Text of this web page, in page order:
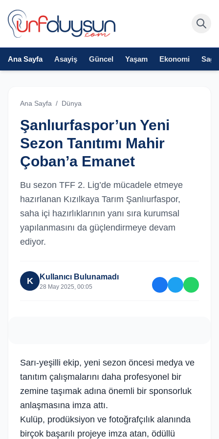
Ana Sayfa Asayiş Güncel Yaşam Ekonomi
Ana Sayfa / Dünya
Şanlıurfaspor’un Yeni
Sezon Tanıtımı Mahir
Çoban’a Emanet
Bu sezon TFF 2. Lig’de mücadele etmeye
hazırlanan Kızılkaya Tarım Şanlıurfaspor,
saha içi hazırlıklarının yanı sıra kurumsal
yapılanmasını da güçlendirmeye devam
ediyor.
K Kullanıcı Bulunamadı
28 May 2025, 00:05
Sarı-yeşilli ekip, yeni sezon öncesi medya ve
tanıtım çalışmalarını daha profesyonel bir
zemine taşımak adına önemli bir sponsorluk
anlaşmasına imza attı.
Kulüp, prodüksiyon ve fotoğrafçılık alanında
birçok başarılı projeye imza atan, ödüllü